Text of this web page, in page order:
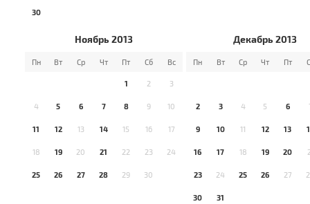
30
Ноябрь 2013
Пн Вт Ср Чт Пт Сб Вс
1 2 3
4 5 6 7 8 9 10
11 12 13 14 15 16 17
18 19 20 21 22 23 24
25 26 27 28 29 30
Декабрь 2013
Пн Вт Ср Чт Пт
2 3 4 5 6
9 10 11 12 13
16 17 18 19 20
23 24 25 26 27
30 31